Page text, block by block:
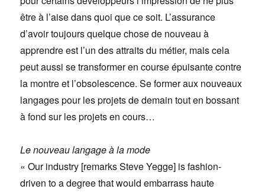
être à l’aise dans quoi que ce soit. L’assurance
d’avoir toujours quelque chose de nouveau à
apprendre est l’un des attraits du métier, mais cela
peut aussi se transformer en course épuisante contre
la montre et l’obsolescence. Se former aux nouveaux
langages pour les projets de demain tout en bossant
à fond sur les projets en cours…
Le nouveau langage à la mode
« Our industry [remarks Steve Yegge] is fashion-
driven to a degree that would embarrass haute